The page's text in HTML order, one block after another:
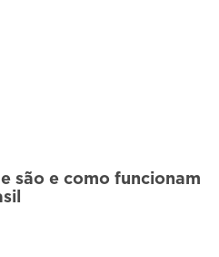
são e como funcionam